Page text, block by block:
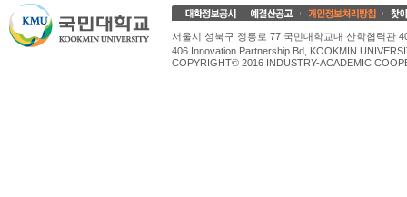
서울시 성북구 정릉로 77 국민대학교내 산학협력관
406 Innovation Partnership Bd, KOOKMIN
COPYRIGHT© 2016 INDUSTRY-ACADEMIC